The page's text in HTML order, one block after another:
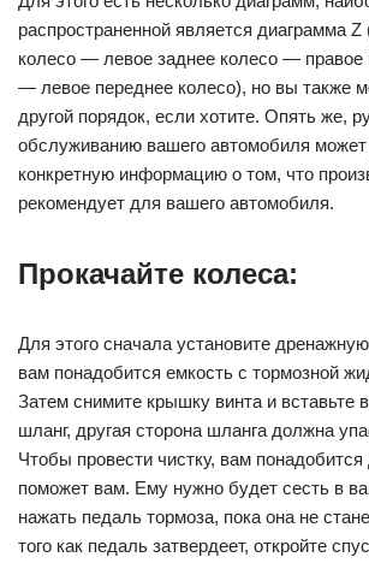
распространенной является диаграмма Z
колесо — левое заднее колесо — правое
— левое переднее колесо), но вы также
другой порядок, если хотите. Опять же,
обслуживанию вашего автомобиля
конкретную информацию о том, что
рекомендует для вашего автомобиля.
Прокачайте колеса:
Для этого сначала установите
вам понадобится емкость с тормозной
Затем снимите крышку винта и вставьте
шланг, другая сторона шланга должна
Чтобы провести чистку, вам понадобится
поможет вам. Ему нужно будет сесть в
нажать педаль тормоза, пока она не
того как педаль затвердеет, откройте